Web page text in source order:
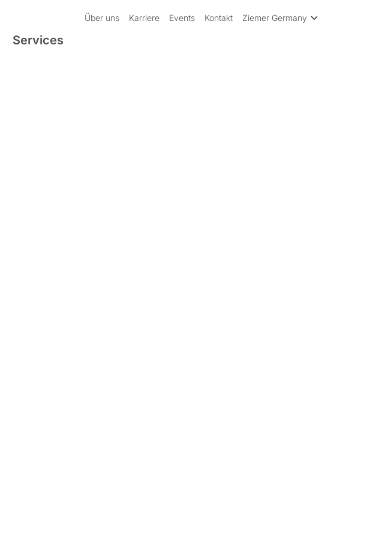
Über uns Karriere Events Kontakt Ziemer Germany
Services